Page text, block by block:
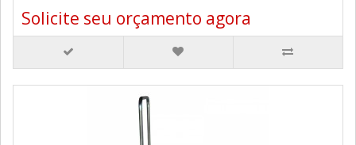
Solicite seu orçamento agora